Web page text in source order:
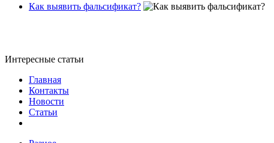
Как выявить фальсификат?
Интересные статьи
Главная
Контакты
Новости
Статьи